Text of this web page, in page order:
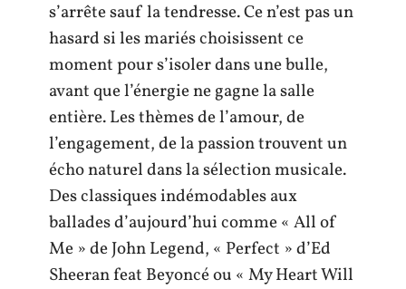
s’arrête sauf la tendresse. Ce n’est pas un
hasard si les mariés choisissent ce
moment pour s’isoler dans une bulle,
avant que l’énergie ne gagne la salle
entière. Les thèmes de l’amour, de
l’engagement, de la passion trouvent un
écho naturel dans la sélection musicale.
Des classiques indémodables aux
ballades d’aujourd’hui comme « All of
Me » de John Legend, « Perfect » d’Ed
Sheeran feat Beyoncé ou « My Heart Will